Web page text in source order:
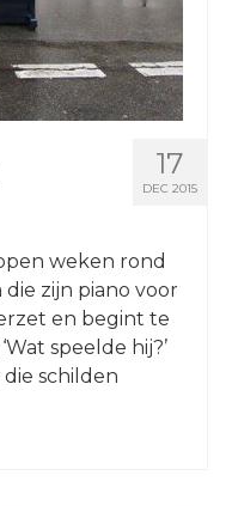
17
DEC 2015
weken rond
zijn piano voor
en begint te
speelde hij?’
schilden